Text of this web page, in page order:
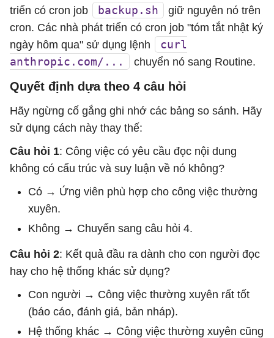
triển có cron job
backup.sh
giữ nguyên nó trên
cron. Các nhà phát triển có cron job "tóm tắt nhật ký
ngày hôm qua" sử dụng lệnh
curl
anthropic.com/...
chuyển nó sang Routine.
Quyết định dựa theo 4 câu hỏi
Hãy ngừng cố gắng ghi nhớ các bảng so sánh. Hãy
sử dụng cách này thay thế:
Câu hỏi 1: Công việc có yêu cầu đọc nội dung
không có cấu trúc và suy luận về nó không?
Có → Ứng viên phù hợp cho công việc thường
xuyên.
Không → Chuyển sang câu hỏi 4.
Câu hỏi 2: Kết quả đầu ra dành cho con người đọc
hay cho hệ thống khác sử dụng?
Con người → Công việc thường xuyên rất tốt
(báo cáo, đánh giá, bản nháp).
Hệ thống khác → Công việc thường xuyên cũng